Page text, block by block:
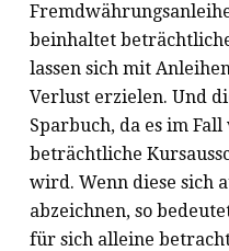
beinhaltet
lassen sich mit
Verlust erzielen. Und
Sparbuch, da es im
beträchtliche
wird. Wenn diese sich
abzeichnen, so
für sich alleine